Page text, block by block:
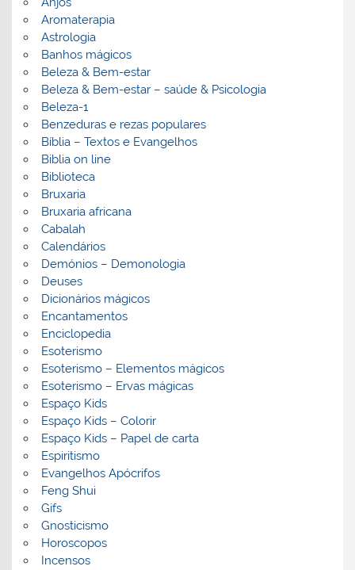
Aromaterapia
Astrologia
Banhos mágicos
Beleza & Bem-estar
Beleza & Bem-estar – saúde & Psicologia
Beleza-1
Benzeduras e rezas populares
Bíblia – Textos e Evangelhos
Biblia on line
Biblioteca
Bruxaria
Bruxaria africana
Cabalah
Calendários
Demónios – Demonologia
Deuses
Dicionários mágicos
Encantamentos
Enciclopedia
Esoterismo
Esoterismo – Elementos mágicos
Esoterismo – Ervas mágicas
Espaço Kids
Espaço Kids – Colorir
Espaço Kids – Papel de carta
Espiritismo
Evangelhos Apócrifos
Feng Shui
Gifs
Gnosticismo
Horoscopos
Incensos